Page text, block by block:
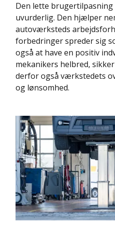
Den lette
uvurderlig. Den hjælper
autoværksteds
forbedringer spreder sig
også at have en positiv
mekanikers helbred,
derfor også værkstedets
og lønsomhed.